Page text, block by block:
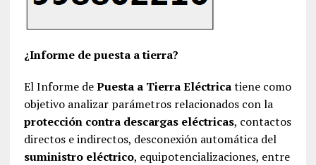
¿Informe de puesta a tierra?
El Informe dePuesta a Tierra Eléctricatiene como
objetivo analizar parámetros relacionados con la
protección contra descargas eléctricas, contactos
directos e indirectos, desconexión automática del
suministro eléctrico, equipotencializaciones, entre